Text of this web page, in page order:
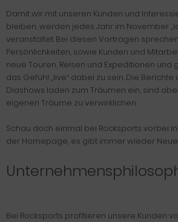
Damit wir mit unseren Kunden und
bleiben, werden jedes Jahr im November
veranstaltet. Bei diesen Vorträgen
Persönlichkeiten, sowie Kunden und
neue Touren, Reisen und Expeditionen und
das Gefühl „live“ dabei zu sein. Die Berichte
Diashows laden zum Träumen ein, sind
eigenen Träume zu verwirklichen.
Schau doch einmal bei Rocksports vorbei
der Homepage, es gibt immer wieder
Bei Rocksports profitieren unsere Kunden